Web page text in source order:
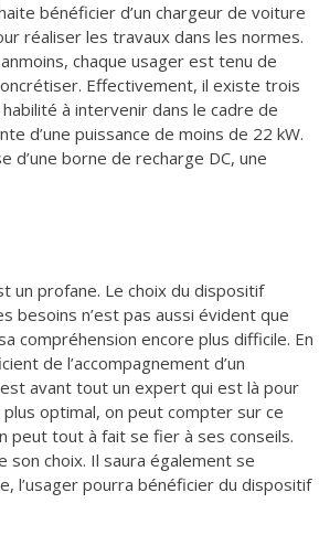
bénéficier d’un chargeur de voiture
réaliser les travaux dans les normes.
chaque usager est tenu de
Effectivement, il existe trois
à intervenir dans le cadre de
d’une puissance de moins de 22 kW.
d’une borne de recharge DC, une
un profane. Le choix du dispositif
besoins n’est pas aussi évident que
compréhension encore plus difficile. En
de l’accompagnement d’un
avant tout un expert qui est là pour
optimal, on peut compter sur ce
peut tout à fait se fier à ses conseils.
choix. Il saura également se
l’usager pourra bénéficier du dispositif